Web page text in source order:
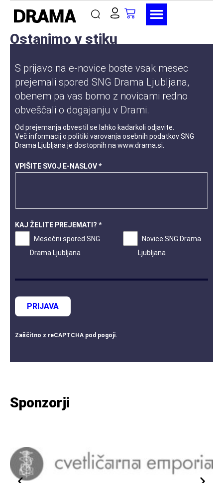
Ostanimo v stiku
S prijavo na e-novice boste vsak mesec
prejemali spored SNG Drama Ljubljana,
obenem pa vas bomo z novicami redno
obveščali o dogajanju v Drami.
Od prejemanja obvestil se lahko kadarkoli odjavite.
Več informacij o politiki varovanja osebnih podatkovSNG
Drama Ljubljana je dostopnih na www.drama.si
VPIŠITE SVOJ E-NASLOV *
KAJ ŽELITE PREJEMATI? *
Mesečni spored SNG
Drama Ljubljana
Novice SNG Drama
Ljubljana
PRIJAVA
Zaščitno z reCAPTCHA pod pogoji.
Sponzorji